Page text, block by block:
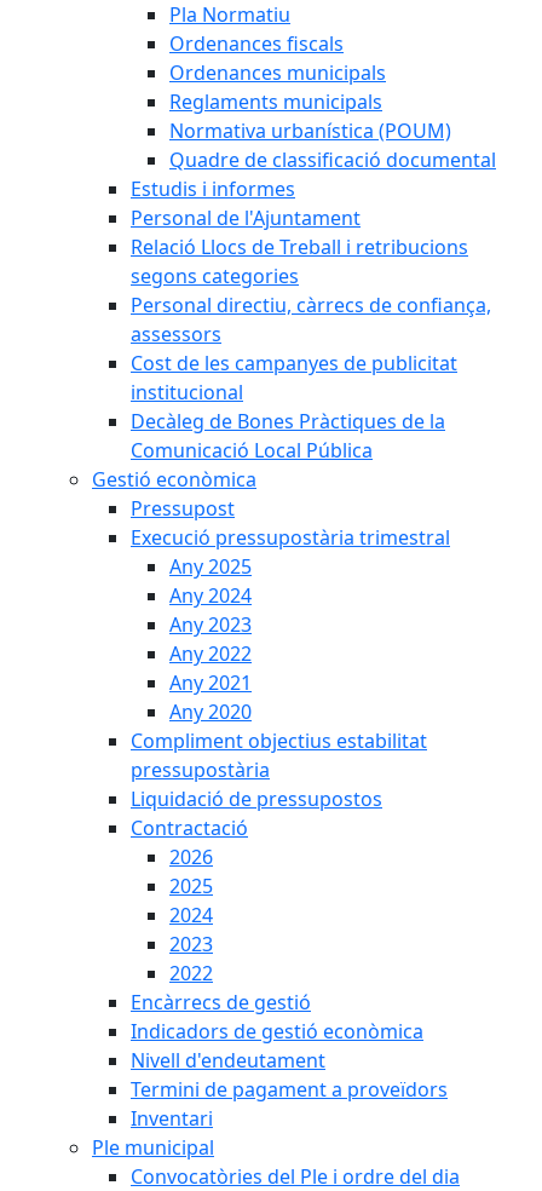
Pla Normatiu
Ordenances fiscals
Ordenances municipals
Reglaments municipals
Normativa urbanística (POUM)
Quadre de classificació documental
Estudis i informes
Personal de l'Ajuntament
Relació Llocs de Treball i retribucions
segons categories
Personal directiu, càrrecs de confiança,
assessors
Cost de les campanyes de publicitat
institucional
Decàleg de Bones Pràctiques de la
Comunicació Local Pública
Gestió econòmica
Pressupost
Execució pressupostària trimestral
Any 2025
Any 2024
Any 2023
Any 2022
Any 2021
Any 2020
Compliment objectius estabilitat
pressupostària
Liquidació de pressupostos
Contractació
2026
2025
2024
2023
2022
Encàrrecs de gestió
Indicadors de gestió econòmica
Nivell d'endeutament
Termini de pagament a proveïdors
Inventari
Ple municipal
Convocatòries del Ple i ordre del dia